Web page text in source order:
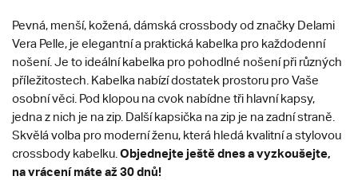
Pevná, menší, kožená, dámská crossbody od značky Delami
Vera Pelle, je elegantní a praktická kabelka pro každodenní
nošení. Je to ideální kabelka pro pohodlné nošení při různých
příležitostech. Kabelka nabízí dostatek prostoru pro Vaše
osobní věci. Pod klopou na cvok nabídne tři hlavní kapsy,
jedna z nich je na zip. Další kapsička na zip je na zadní straně.
Skvělá volba pro moderní ženu, která hledá kvalitní a stylovou
crossbody kabelku. Objednejte ještě dnes a vyzkoušejte,
na vrácení máte až 30 dnů!